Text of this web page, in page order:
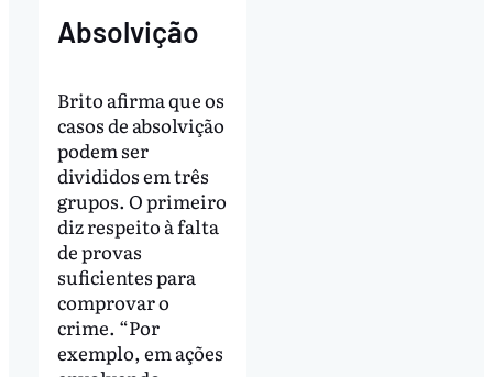
Absolvição
Brito afirma que os
casos de absolvição
podem ser
divididos em três
grupos. O primeiro
diz respeito à falta
de provas
suficientes para
comprovar o
crime. “Por
exemplo, em ações